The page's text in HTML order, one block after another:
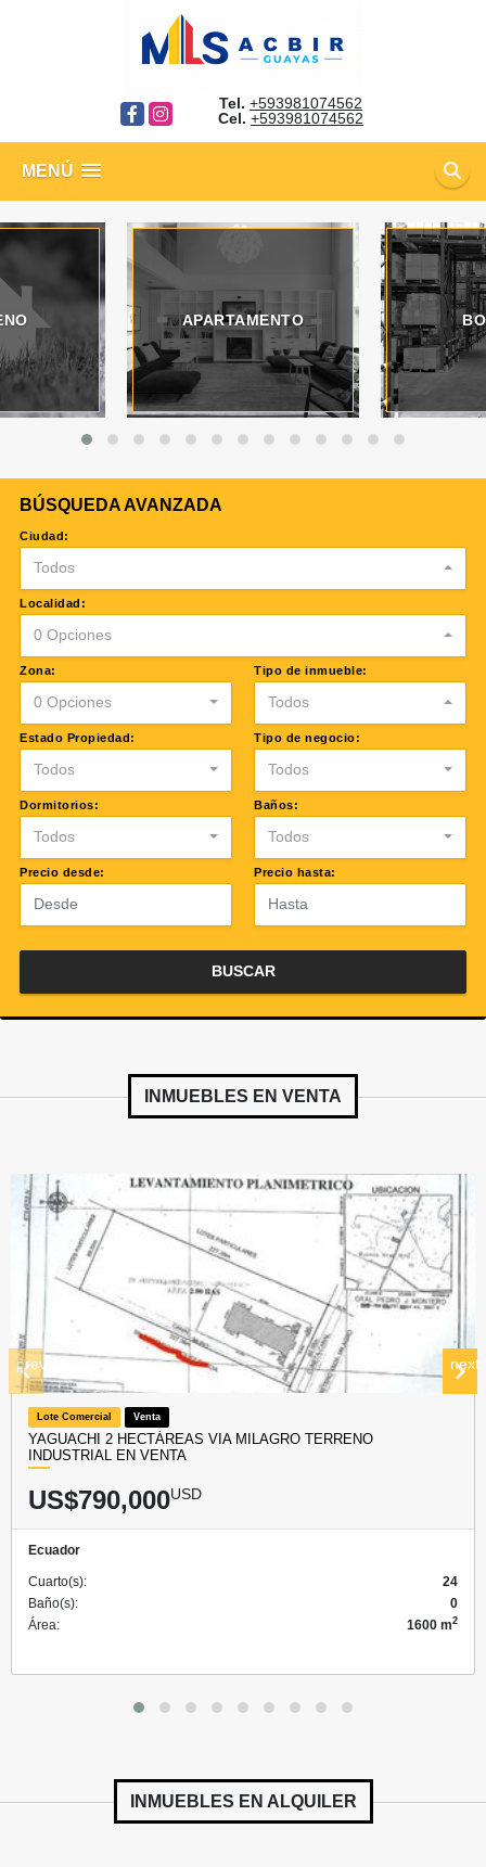
FacebookInstagram
Tel. +593981074562
Cel. +593981074562
MENÚ
APARTAMENTO
BÚSQUEDA AVANZADA
Ciudad:
Todos
Localidad:
0 Opciones
Zona:
0 Opciones
Tipo de inmueble:
Todos
Estado Propiedad:
Todos
Tipo de negocio:
Todos
Dormitorios:
Todos
Baños:
Todos
Precio desde: Precio hasta:
BUSCAR
INMUEBLES EN VENTA
Lote Comercial Venta
YAGUACHI 2 HECTÁREAS VIA MILAGRO TERRENO
INDUSTRIAL EN VENTA
US$790,000USD
Ecuador
Cuarto(s):
24
Baño(s):
0
Área:
1600 m2
prev next
INMUEBLES EN ALQUILER